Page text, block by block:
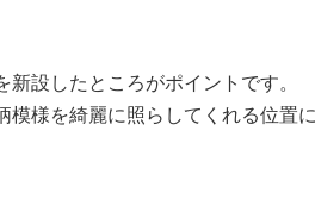
設したところがポイントです。
様を綺麗に照らしてくれる位